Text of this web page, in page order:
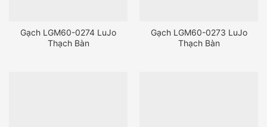
Gạch LGM60-0274 LuJo
Thạch Bàn
Gạch LGM60-0273 LuJo
Thạch Bàn